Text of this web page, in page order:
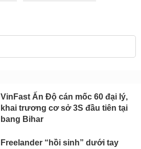
VinFast Ấn Độ cán mốc 60 đại lý,
khai trương cơ sở 3S đầu tiên tại
bang Bihar
Freelander “hồi sinh” dưới tay